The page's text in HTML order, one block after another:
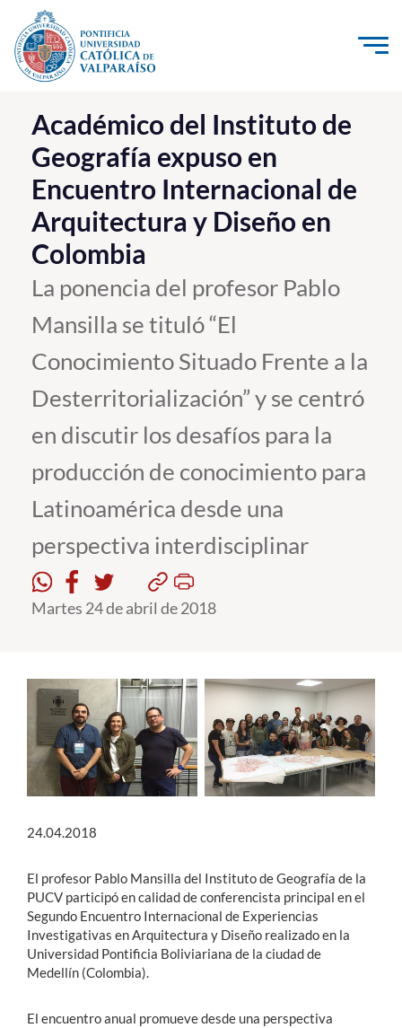
Click acá para ir directamente al contenido
La Universidad
Investigación, Creación e Innovación
PUCV Internacional
Vinculación con el Medio
Admisión
Pregrado
Postgrado
Formación Continua
Académicos
Funcionarios
Alumni
Académico del Instituto de
Geografía expuso en
Encuentro Internacional de
Arquitectura y Diseño en
Colombia
La ponencia del profesor Pablo
Mansilla se tituló “El
Conocimiento Situado Frente a la
Desterritorialización” y se centró
en discutir los desafíos para la
producción de conocimiento para
Latinoamérica desde una
perspectiva interdisciplinar
Martes 24 de abril de 2018
24.04.2018
El profesor Pablo Mansilla del Instituto de Geografía de la
PUCV participó en calidad de conferencista principal en el
Segundo Encuentro Internacional de Experiencias
Investigativas en Arquitectura y Diseño realizado en la
Universidad Pontificia Boliviariana de la ciudad de
Medellín (Colombia).
El encuentro anual promueve desde una perspectiva